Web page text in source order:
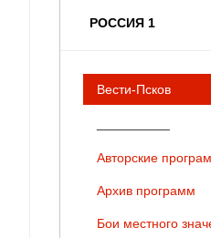
РОССИЯ 1
Вести-Псков
Авторские
Архив программ
Бои местного